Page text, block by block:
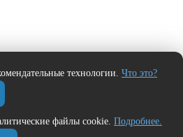
технологии. Что это?
файлы cookie. Подробнее.
ошибку?